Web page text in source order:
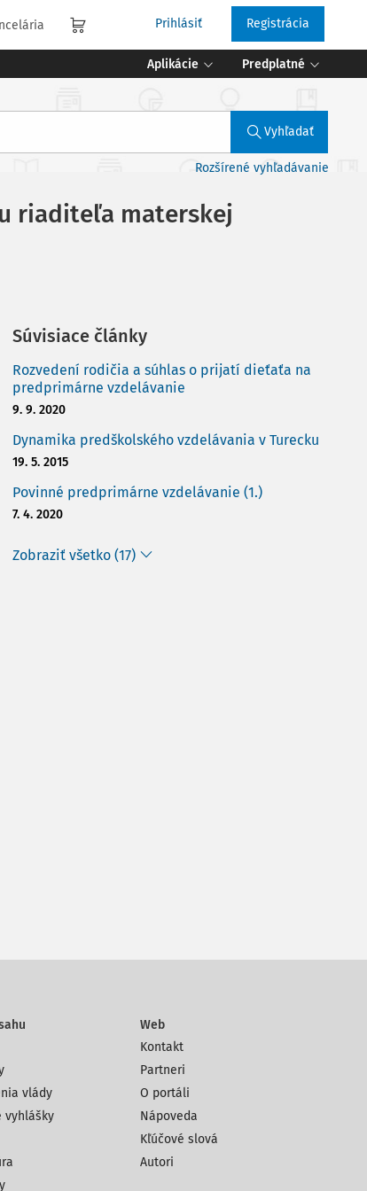
Prihlásiť Registrácia
Aplikácie Predplatné
Vyhľadať
Rozšírené vyhľadávanie
riaditeľa materskej
Súvisiace články
Rozvedení rodičia a súhlas o prijatí dieťaťa na
predprimárne vzdelávanie
9. 9. 2020
Dynamika predškolského vzdelávania v Turecku
19. 5. 2015
Povinné predprimárne vzdelávanie (1.)
7. 4. 2020
Zobraziť všetko (17)
vlády
vyhlášky
Web
Kontakt
Partneri
O portáli
Nápoveda
Kľúčové slová
Autori